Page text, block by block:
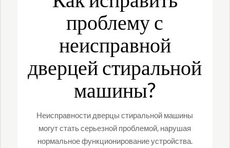
проблему с
неисправной
дверцей стиральной
машины?
Неисправности дверцы стиральной машины
могут стать серьезной проблемой, нарушая
нормальное функционирование устройства.